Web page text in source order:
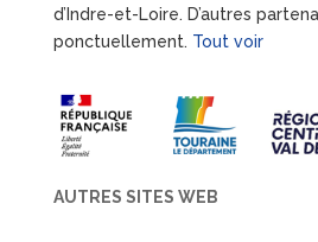
d’Indre-et-Loire. D’autres
ponctuellement. Tout voir
AUTRES SITES WEB